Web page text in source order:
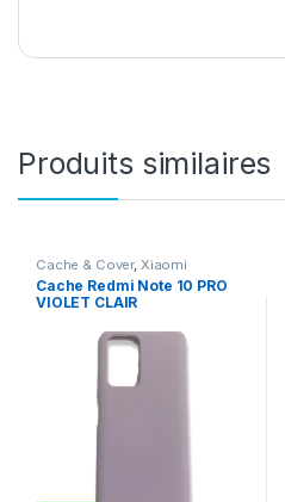
Produits similaires
Cache & Cover, Xiaomi
Cache Redmi Note 10 PRO
VIOLET CLAIR